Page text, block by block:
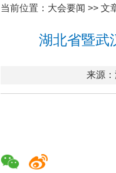
当前位置： 大会要闻 >> 文
湖北省暨武
来源